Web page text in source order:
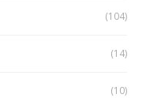
(104)
(14)
(10)